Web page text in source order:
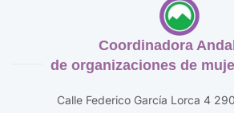
Coordinadora
de organizaciones de
Calle Federico García Lorca 4